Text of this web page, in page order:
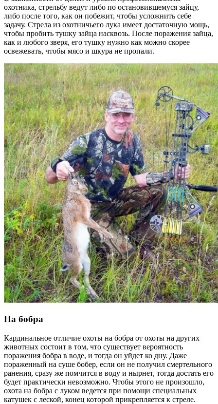
охотника, стрельбу ведут либо по остановившемуся зайцу,
либо после того, как он побежит, чтобы усложнить себе
задачу. Стрела из охотничьего лука имеет достаточную мощь,
чтобы пробить тушку зайца насквозь. После поражения зайца,
как и любого зверя, его тушку нужно как можно скорее
освежевать, чтобы мясо и шкура не пропали.
На бобра
Кардинальное отличие охоты на бобра от охоты на других
животных состоит в том, что существует вероятность
поражения бобра в воде, и тогда он уйдет ко дну. Даже
пораженный на суше бобер, если он не получил смертельного
ранения, сразу же помчится в воду и нырнет, тогда достать его
будет практически невозможно. Чтобы этого не произошло,
охота на бобра с луком ведется при помощи специальных
катушек с леской, конец которой прикрепляется к стреле.